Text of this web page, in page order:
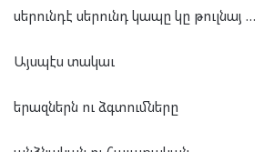
սերունդէ սերունդ կապը կը թուլնայ …
Այսպէս տակաւ
երազներն ու ձգտումները